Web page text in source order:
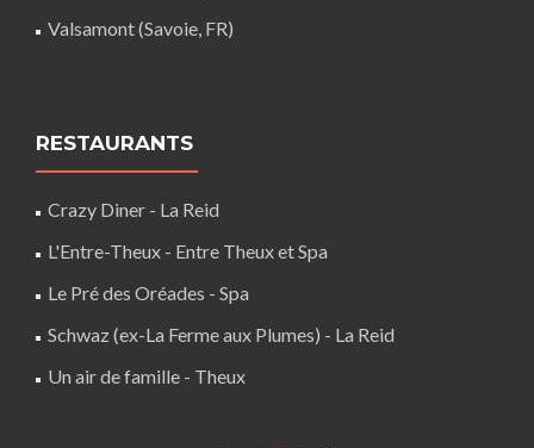
Valsamont (Savoie, FR)
RESTAURANTS
Crazy Diner - La Reid
L'Entre-Theux - Entre Theux et Spa
Le Pré des Oréades - Spa
Schwaz (ex-La Ferme aux Plumes) - La Reid
Un air de famille - Theux